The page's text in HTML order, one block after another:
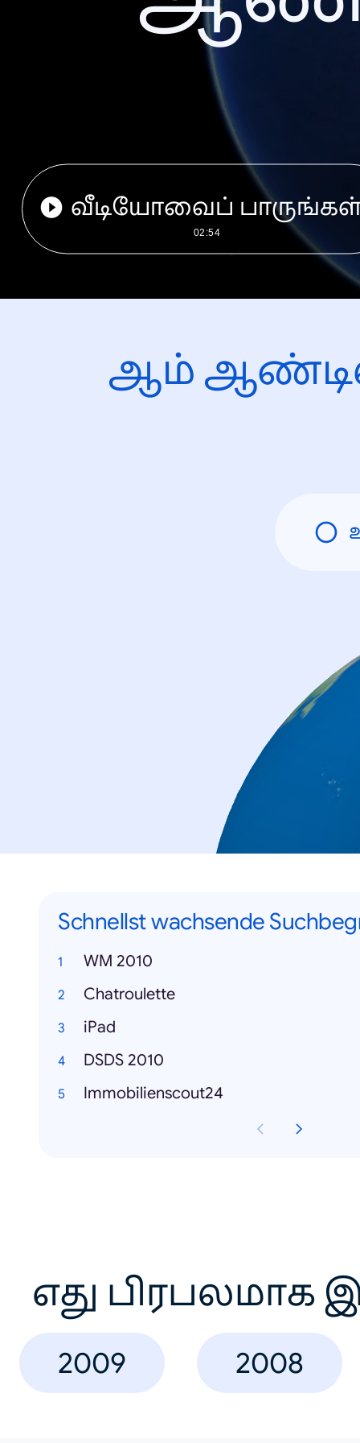
வீடியோவைப்
02:54
ஆம்
Schnellst wachsende
WM 2010
Chatroulette
iPad
DSDS 2010
Immobilienscout24
எது பிரபலமாக
2009 2008